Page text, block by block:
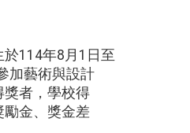
114年8月1日至
加藝術與設計
獎者，學校得
金、獎金差